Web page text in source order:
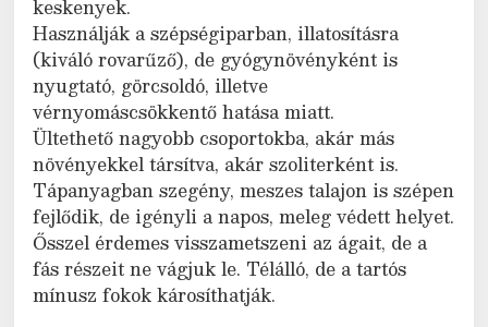
keskenyek.
Használják a szépségiparban, illatosításra
(kiváló rovarűző), de gyógynövényként is
nyugtató, görcsoldó, illetve
vérnyomáscsökkentő hatása miatt.
Ültethető nagyobb csoportokba, akár más
növényekkel társítva, akár szoliterként is.
Tápanyagban szegény, meszes talajon is szépen
fejlődik, de igényli a napos, meleg védett helyet.
Ősszel érdemes visszametszeni az ágait, de a
fás részeit ne vágjuk le. Télálló, de a tartós
mínusz fokok károsíthatják.